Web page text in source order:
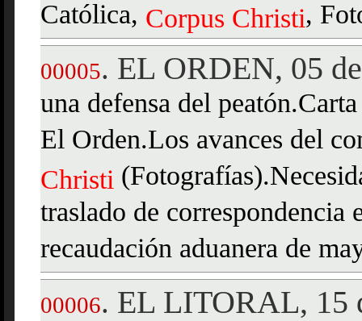
Católica, Corpus Christi,
00005. EL ORDEN, 05
una defensa del
El Orden.Los avances del
Christi
traslado de
recaudación aduanera de
00006. EL LITORAL, 15